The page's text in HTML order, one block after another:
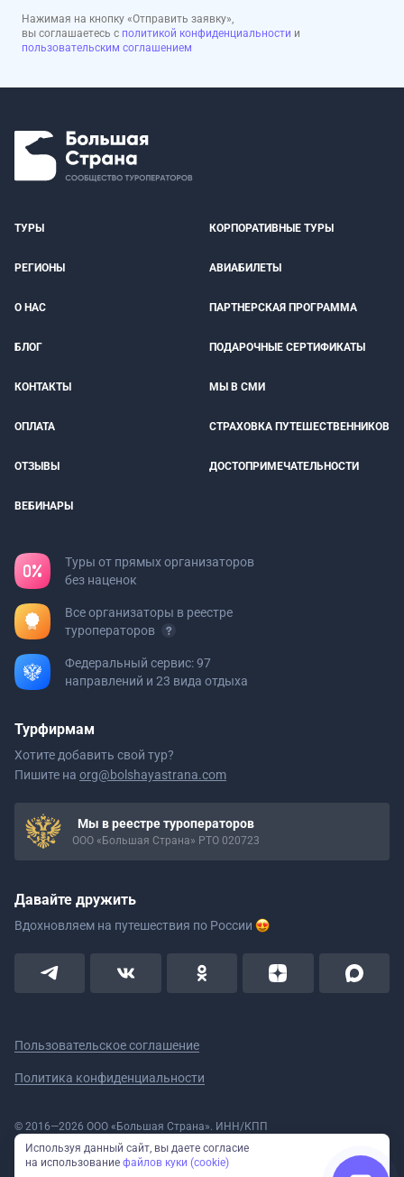
Нажимая на кнопку «Отправить заявку»,
вы соглашаетесь с политикой конфиденциальности и
пользовательским соглашением
ТУРЫ КОРПОРАТИВНЫЕ ТУРЫ
РЕГИОНЫ АВИАБИЛЕТЫ
О НАС ПАРТНЕРСКАЯ ПРОГРАММА
БЛОГ ПОДАРОЧНЫЕ СЕРТИФИКАТЫ
КОНТАКТЫ МЫ В СМИ
ОПЛАТА СТРАХОВКА ПУТЕШЕСТВЕННИКОВ
ОТЗЫВЫ ДОСТОПРИМЕЧАТЕЛЬНОСТИ
ВЕБИНАРЫ
Туры от прямых организаторов
без наценок
Все организаторы в реестре
туроператоров
Федеральный сервис: 97
направлений и 23 вида отдыха
Турфирмам
Хотите добавить свой тур?
Пишите на org@bolshayastrana.com
Мы в реестре туроператоров
ООО «Большая Страна» РТО 020723
Давайте дружить
Вдохновляем на путешествия по России
Пользовательское соглашение
Политика конфиденциальности
© 2016—2026 ООО «Большая Страна». ИНН/КПП
5908078160/590801001 ОГРН 1185958020533
Номер в реестре Роскомнадзора № 59-18-006319 (Приказ № 321 от
11.10.2018)
Используя данный сайт, вы даете согласие
на использование файлов куки (cookie)